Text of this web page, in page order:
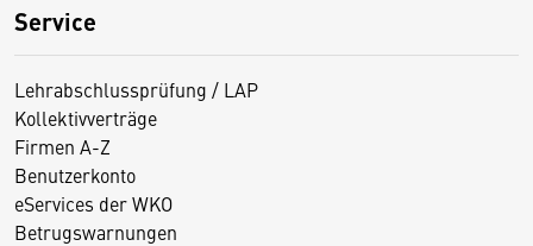
Service
Lehrabschlussprüfung / LAP
Kollektivverträge
Firmen A-Z
Benutzerkonto
eServices der WKO
Betrugswarnungen